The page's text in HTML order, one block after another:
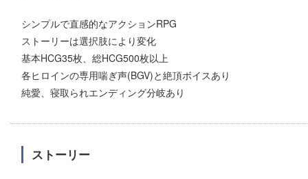
シンプルで直感的なアクションRPG
ストーリーは選択肢により変化
基本HCG35枚、総HCG500枚以上
各ヒロインの専用喘ぎ声(BGV)と絶頂ボイスあり
純愛、寝取られエンディング分岐あり
ストーリー